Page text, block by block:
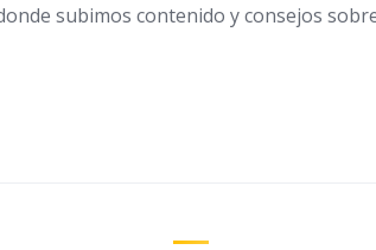
subimos contenido y consejos